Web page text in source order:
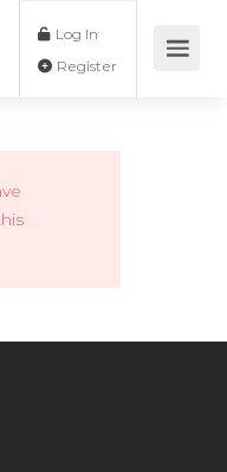
Log In